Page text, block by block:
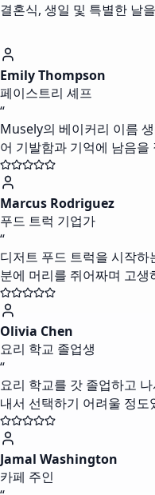
결혼식, 생일 및 특별한 날
Emily Thompson
페이스트리 셰프
“
Musely의 베이커리 이름
어 기발함과 기억에 남음
Marcus Rodriguez
푸드 트럭 기업가
“
디저트 푸드 트럭을 시작
분에 머리를 쥐어짜며 고
Olivia Chen
요리 학교 졸업생
“
요리 학교를 갓 졸업하고
내서 선택하기 어려울 정
Jamal Washington
카페 주인